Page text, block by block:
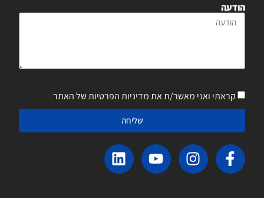
הודעה
קראתי ואני מאשר/ת את מדיניות הפרטיות של האתר
שליחה